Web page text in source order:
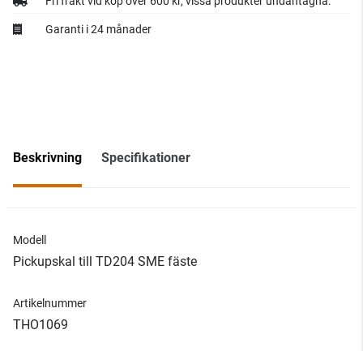
Garanti i 24 månader
Beskrivning Specifikationer
Modell
Pickupskal till TD204 SME fäste
Artikelnummer
THO1069